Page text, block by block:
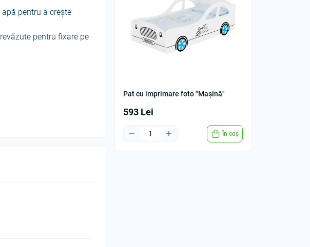
Pat cu imprimare foto "Mașină"
593 Lei
În coș
pentru a crește
pentru fixare pe